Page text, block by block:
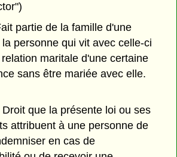
partie de la famille d'une
personne qui vit avec celle-ci
maritale d'une certaine
sans être mariée avec elle.
que la présente loi ou ses
attribuent à une personne de
en cas de